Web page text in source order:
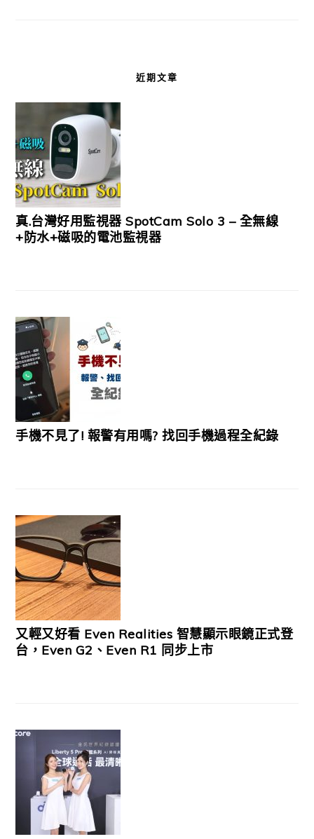
近期文章
真.台灣好用監視器 SpotCam Solo 3 – 全無線
+防水+磁吸的電池監視器
手機不見了! 報警有用嗎? 找回手機過程全紀錄
又輕又好看 Even Realities 智慧顯示眼鏡正式登
台，Even G2、Even R1 同步上市